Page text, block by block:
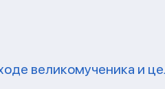
великомученика и